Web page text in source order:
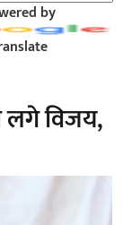
by
विजय,